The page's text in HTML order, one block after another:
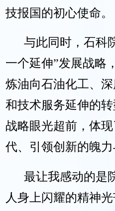
技报国的初心使命。
与此同时，石科
一个延伸”发展战略
炼油向石油化工、
和技术服务延伸的
战略眼光超前，体
代、引领创新的魄力
最让我感动的是
人身上闪耀的精神